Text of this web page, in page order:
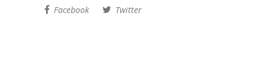
Facebook Twitter